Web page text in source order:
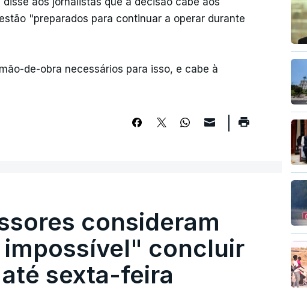
"preparados para continuar a operar durante
de-obra necessários para isso, e cabe à
consideram
concluir
sexta-feira